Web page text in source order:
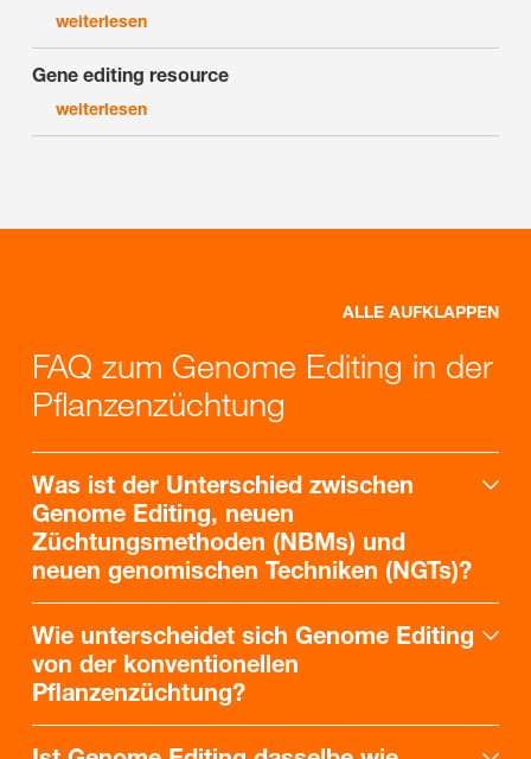
weiterlesen
Gene editing resource
weiterlesen
ALLE AUFKLAPPEN
FAQ zum Genome Editing in der
Pflanzenzüchtung
Was ist der Unterschied zwischen
Genome Editing, neuen
Züchtungsmethoden (NBMs) und
neuen genomischen Techniken (NGTs)?
Wie unterscheidet sich Genome Editing
von der konventionellen
Pflanzenzüchtung?